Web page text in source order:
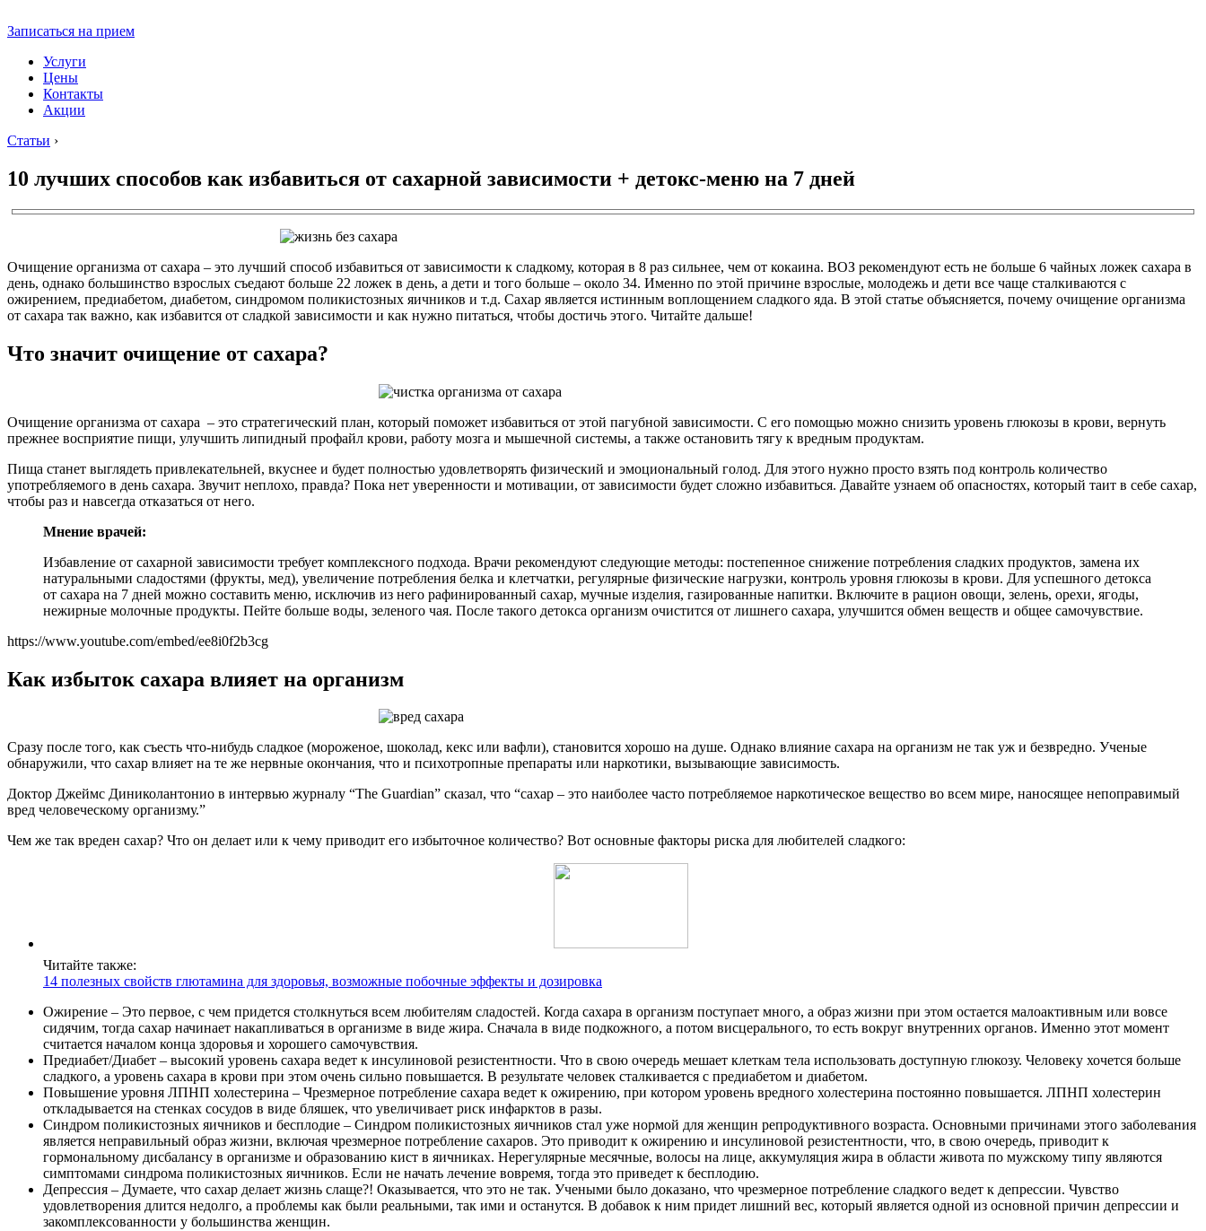
Записаться на прием
Услуги
Цены
Контакты
Акции
Статьи ›
10 лучших способов как избавиться от сахарной зависимости + детокс-меню на 7 дней
Очищение организма от сахара – это лучший способ избавиться от зависимости к сладкому, которая в 8 раз сильнее, чем от кокаина. ВОЗ рекомендуют есть не больше 6 чайных ложек сахара в
день, однако большинство взрослых съедают больше 22 ложек в день, а дети и того больше – около 34. Именно по этой причине взрослые, молодежь и дети все чаще сталкиваются с
ожирением, предиабетом, диабетом, синдромом поликистозных яичников и т.д. Сахар является истинным воплощением сладкого яда. В этой статье объясняется, почему очищение организма
от сахара так важно, как избавится от сладкой зависимости и как нужно питаться, чтобы достичь этого. Читайте дальше!
Что значит очищение от сахара?
Очищение организма от сахара – это стратегический план, который поможет избавиться от этой пагубной зависимости. С его помощью можно снизить уровень глюкозы в крови, вернуть
прежнее восприятие пищи, улучшить липидный профайл крови, работу мозга и мышечной системы, а также остановить тягу к вредным продуктам.
Пища станет выглядеть привлекательней, вкуснее и будет полностью удовлетворять физический и эмоциональный голод. Для этого нужно просто взять под контроль количество
употребляемого в день сахара. Звучит неплохо, правда? Пока нет уверенности и мотивации, от зависимости будет сложно избавиться. Давайте узнаем об опасностях, который таит в себе сахар,
чтобы раз и навсегда отказаться от него.
Мнение врачей:
Избавление от сахарной зависимости требует комплексного подхода. Врачи рекомендуют следующие методы: постепенное снижение потребления сладких продуктов, замена их
натуральными сладостями (фрукты, мед), увеличение потребления белка и клетчатки, регулярные физические нагрузки, контроль уровня глюкозы в крови. Для успешного детокса
от сахара на 7 дней можно составить меню, исключив из него рафинированный сахар, мучные изделия, газированные напитки. Включите в рацион овощи, зелень, орехи, ягоды,
нежирные молочные продукты. Пейте больше воды, зеленого чая. После такого детокса организм очистится от лишнего сахара, улучшится обмен веществ и общее самочувствие.
https://www.youtube.com/embed/ee8i0f2b3cg
Как избыток сахара влияет на организм
Сразу после того, как съесть что-нибудь сладкое (мороженое, шоколад, кекс или вафли), становится хорошо на душе. Однако влияние сахара на организм не так уж и безвредно. Ученые
обнаружили, что сахар влияет на те же нервные окончания, что и психотропные препараты или наркотики, вызывающие зависимость.
Доктор Джеймс Диниколантонио в интервью журналу “The Guardian” сказал, что “сахар – это наиболее часто потребляемое наркотическое вещество во всем мире, наносящее непоправимый
вред человеческому организму.”
Чем же так вреден сахар? Что он делает или к чему приводит его избыточное количество? Вот основные факторы риска для любителей сладкого:
Читайте также:
14 полезных свойств глютамина для здоровья, возможные побочные эффекты и дозировка
Ожирение – Это первое, с чем придется столкнуться всем любителям сладостей. Когда сахара в организм поступает много, а образ жизни при этом остается малоактивным или вовсе
сидячим, тогда сахар начинает накапливаться в организме в виде жира. Сначала в виде подкожного, а потом висцерального, то есть вокруг внутренних органов. Именно этот момент
считается началом конца здоровья и хорошего самочувствия.
Предиабет/Диабет – высокий уровень сахара ведет к инсулиновой резистентности. Что в свою очередь мешает клеткам тела использовать доступную глюкозу. Человеку хочется больше
сладкого, а уровень сахара в крови при этом очень сильно повышается. В результате человек сталкивается с предиабетом и диабетом.
Повышение уровня ЛПНП холестерина – Чрезмерное потребление сахара ведет к ожирению, при котором уровень вредного холестерина постоянно повышается. ЛПНП холестерин
откладывается на стенках сосудов в виде бляшек, что увеличивает риск инфарктов в разы.
Синдром поликистозных яичников и бесплодие – Синдром поликистозных яичников стал уже нормой для женщин репродуктивного возраста. Основными причинами этого заболевания
является неправильный образ жизни, включая чрезмерное потребление сахаров. Это приводит к ожирению и инсулиновой резистентности, что, в свою очередь, приводит к
гормональному дисбалансу в организме и образованию кист в яичниках. Нерегулярные месячные, волосы на лице, аккумуляция жира в области живота по мужскому типу являются
симптомами синдрома поликистозных яичников. Если не начать лечение вовремя, тогда это приведет к бесплодию.
Депрессия – Думаете, что сахар делает жизнь слаще?! Оказывается, что это не так. Учеными было доказано, что чрезмерное потребление сладкого ведет к депрессии. Чувство
удовлетворения длится недолго, а проблемы как были реальными, так ими и останутся. В добавок к ним придет лишний вес, который является одной из основной причин депрессии и
закомплексованности у большинства женщин.